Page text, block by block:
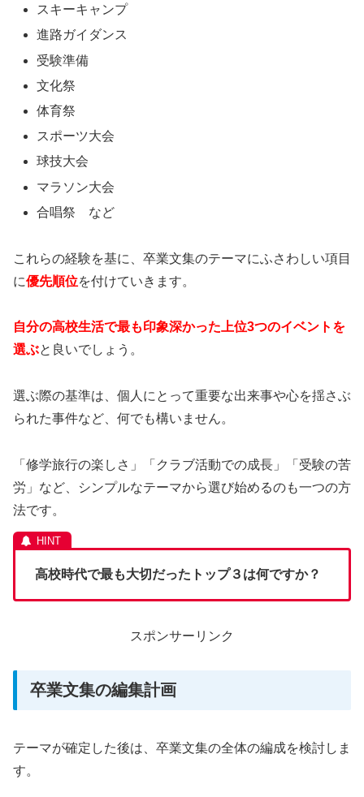
スキーキャンプ
進路ガイダンス
受験準備
文化祭
体育祭
スポーツ大会
球技大会
マラソン大会
合唱祭 など
これらの経験を基に、卒業文集のテーマにふさわしい項目
に優先順位を付けていきます。
自分の高校生活で最も印象深かった上位3つのイベントを
選ぶと良いでしょう。
選ぶ際の基準は、個人にとって重要な出来事や心を揺さぶ
られた事件など、何でも構いません。
「修学旅行の楽しさ」「クラブ活動での成長」「受験の苦
労」など、シンプルなテーマから選び始めるのも一つの方
法です。
高校時代で最も大切だったトップ３は何ですか？
スポンサーリンク
卒業文集の編集計画
テーマが確定した後は、卒業文集の全体の編成を検討しま
す。